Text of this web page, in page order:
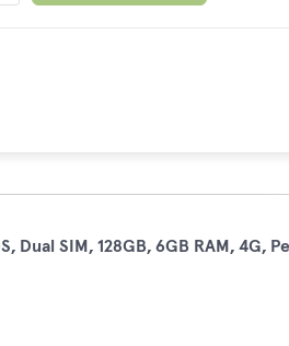
Dual SIM, 128GB, 6GB RAM, 4G,